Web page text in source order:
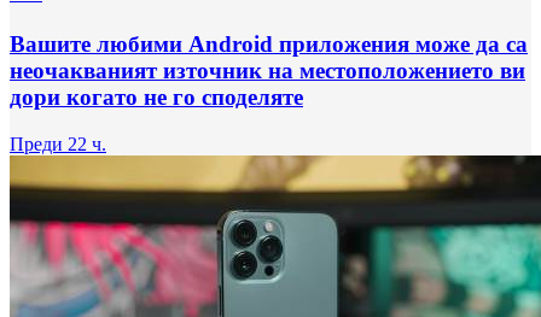
Вашите любими Android приложения може да са
неочакваният източник на местоположението ви
дори когато не го споделяте
Преди 22 ч.